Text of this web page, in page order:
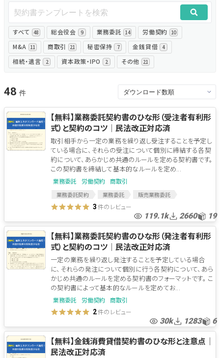
資本政策を無料でお試し
無料でアンケート
匿名360°評価
ちょこっと相談とは？
新規会員登録
ログイン
すべて 48 総会役会 9 業務委託 14 労働契約 10
M&A 11 商取引 21 秘密保持 7 金銭貸借 4
相続・遺言 2 資本政策・IPO 2 その他 21
48
【無料】業務委託契約書のひな形（受注者有利形
式）と契約のコツ│民法改正対応済
取引相手から一定の業務を繰り返し受注することを予定し
ている場合に、それらの受注について個別に締結する各契
約について、あらかじめ共通のルールを定める契約書です。
この契約書を締結して基本的なルールを定め...
業務委託 労働契約 商取引
業務委託契約 業務委託
販売業務委託
業務委託契約書
業務委託基本契約書
3 件のレビュー
119.1k 2660 19
【無料】業務委託契約書のひな形（発注者有利形
式）と契約のコツ│民法改正対応済
一定の業務を繰り返し発注することを予定している場合
に、それらの発注について個別に行う各契約について、あら
かじめ共通のルールを定める契約書のフォーマットです。 こ
の契約書によって基本的なルールを定めてお...
業務委託 労働契約 商取引
2件のレビュー
30k 1283 6
【無料】金銭消費貸借契約書のひな形と注意点│
民法改正対応済